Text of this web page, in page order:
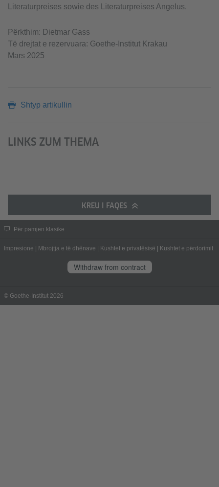
Literaturpreises sowie des Literaturpreises Angelus.
Përkthim: Dietmar Gass
Të drejtat e rezervuara: Goethe-Institut Krakau
Mars 2025
Shtyp artikullin
LINKS ZUM THEMA
KREU I FAQES
Për pamjen klasike
Impresione Mbrojtja e të dhënave Kushtet e privatësisë Kushtet e përdorimit
Withdraw from contract
© Goethe-Institut 2026